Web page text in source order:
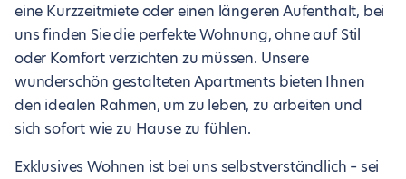
eine Kurzzeitmiete oder einen längeren Aufenthalt, bei
uns finden Sie die perfekte Wohnung, ohne auf Stil
oder Komfort verzichten zu müssen. Unsere
wunderschön gestalteten Apartments bieten Ihnen
den idealen Rahmen, um zu leben, zu arbeiten und
sich sofort wie zu Hause zu fühlen.
Exklusives Wohnen ist bei uns selbstverständlich – sei